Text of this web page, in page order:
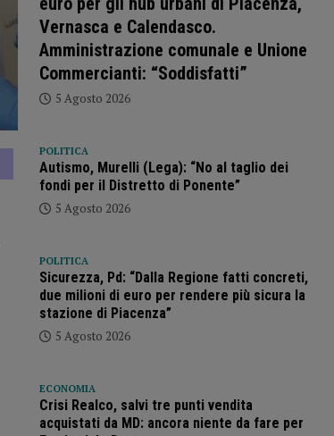
Vernasca e Calendasco.
Amministrazione comunale e Unione
Commercianti: “Soddisfatti”
5 Agosto 2026
POLITICA
Autismo, Murelli (Lega): “No al taglio dei
fondi per il Distretto di Ponente”
5 Agosto 2026
POLITICA
Sicurezza, Pd: “Dalla Regione fatti concreti,
due milioni di euro per rendere più sicura la
stazione di Piacenza”
5 Agosto 2026
ECONOMIA
Crisi Realco, salvi tre punti vendita
acquistati da MD: ancora niente da fare per